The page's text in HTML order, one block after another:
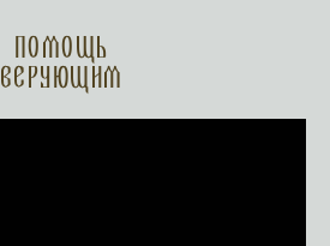
Помощь
верующим